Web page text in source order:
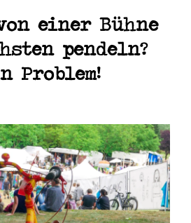
einer Bühne
pendeln?
Problem!